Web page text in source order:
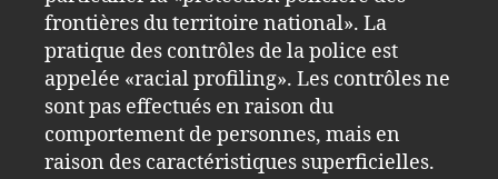
frontières du territoire national». La
pratique des contrôles de la police est
appelée «racial profiling». Les contrôles ne
sont pas effectués en raison du
comportement de personnes, mais en
raison des caractéristiques superficielles.